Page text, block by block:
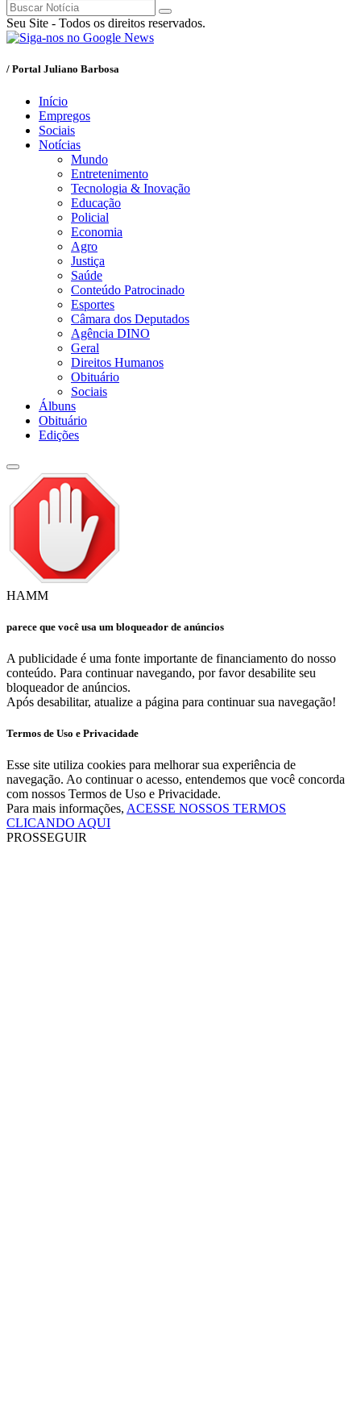
Seu Site - Todos os direitos reservados.
/ Portal Juliano Barbosa
Início
Empregos
Sociais
Notícias
Mundo
Entretenimento
Tecnologia & Inovação
Educação
Policial
Economia
Agro
Justiça
Saúde
Conteúdo Patrocinado
Esportes
Câmara dos Deputados
Agência DINO
Geral
Direitos Humanos
Obituário
Sociais
Álbuns
Obituário
Edições
HAMM
parece que você usa um bloqueador de anúncios
A publicidade é uma fonte importante de financiamento do nosso
conteúdo. Para continuar navegando, por favor desabilite seu
bloqueador de anúncios.
Após desabilitar, atualize a página para continuar sua navegação!
Termos de Uso e Privacidade
Esse site utiliza cookies para melhorar sua experiência de
navegação. Ao continuar o acesso, entendemos que você concorda
com nossos Termos de Uso e Privacidade.
Para mais informações, ACESSE NOSSOS TERMOS
CLICANDO AQUI
PROSSEGUIR